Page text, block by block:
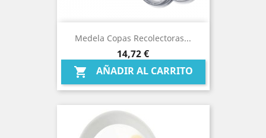
Medela Copas Recolectoras...
Precio
14,72 €
 AÑADIR AL CARRITO